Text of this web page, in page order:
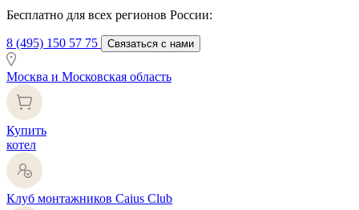
Бесплатно для всех регионов России:
8 (495) 150 57 75 Связаться с нами
Москва и Московская область
Купить
котел
Клуб монтажников Caius Club